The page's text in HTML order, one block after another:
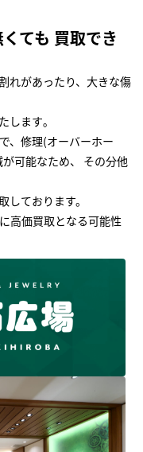
ても 買取でき
れがあったり、大きな傷
します｡
、修理(オーバーホー
可能なため、 その分他
ております。
高価買取となる可能性